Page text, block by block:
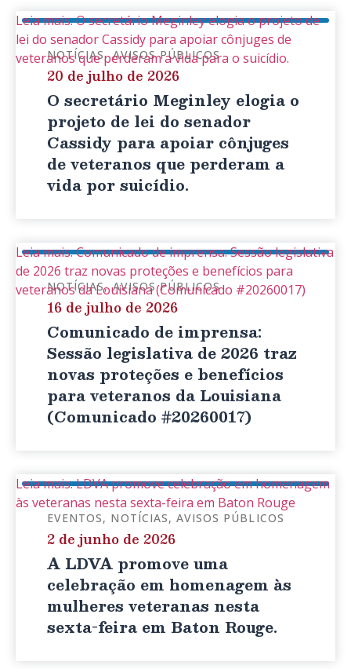
NOTÍCIAS AVISOS PÚBLICOS
20 de julho de 2026
O secretário Meginley elogia o
projeto de lei do senador
Cassidy para apoiar cônjuges
de veteranos que perderam a
vida por suicídio.
Leia mais: O secretário Meginley elogia o projeto de
lei do senador Cassidy para apoiar cônjuges de
veteranos que perderam a vida para o suicídio.
NOTÍCIAS AVISOS PÚBLICOS
16 de julho de 2026
Comunicado de imprensa:
Sessão legislativa de 2026 traz
novas proteções e benefícios
para veteranos da Louisiana
(Comunicado #20260017)
Leia mais: Comunicado de imprensa: Sessão legislativa
de 2026 traz novas proteções e benefícios para
veteranos da Louisiana (Comunicado #20260017)
EVENTOS NOTÍCIAS AVISOS PÚBLICOS
2 de junho de 2026
A LDVA promove uma
celebração em homenagem às
mulheres veteranas nesta
sexta-feira em Baton Rouge.
Leia mais: LDVA promove celebração em homenagem
às veteranas nesta sexta-feira em Baton Rouge